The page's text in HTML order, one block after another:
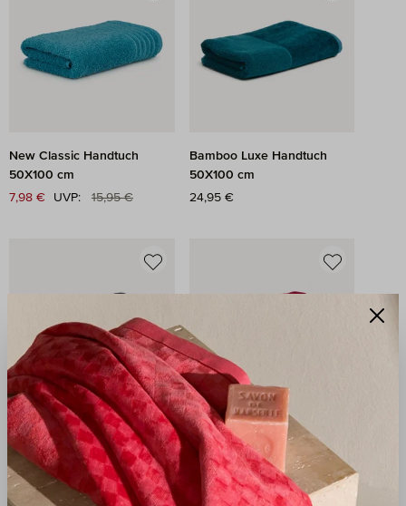
New Classic Handtuch
50X100 cm
Verkaufspreis:
7,98 € UVP: Regulärer Preis:
15,95 €
Bamboo Luxe Handtuch
50X100 cm
Regulärer Preis:
24,95 €
Superwuschel Handtuch
60X110 cm
Regulärer Preis:
19,95 €
Superwuschel Handtuch
60X110 cm
Regulärer Preis:
19,95 €